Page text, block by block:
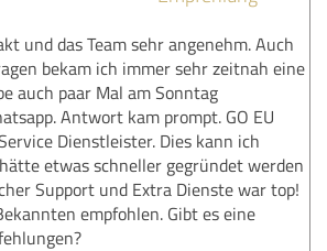
und das Team sehr angenehm. Auch
bekam ich immer sehr zeitnah eine
auch paar Mal am Sonntag
Antwort kam prompt. GO EU
Dienstleister. Dies kann ich
etwas schneller gegründet werden
Support und Extra Dienste war top!
empfohlen. Gibt es eine